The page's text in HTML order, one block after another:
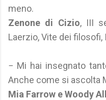
meno.
Zenone di Cizio, III
Laerzio, Vite dei filosofi,
− Mi hai insegnato
Anche come si ascolta
Mia Farrow e Woody